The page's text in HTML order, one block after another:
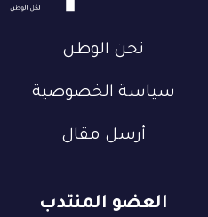
نحن الوطن
سياسة الخصوصية
أرسل مقال
العضو المنتدب